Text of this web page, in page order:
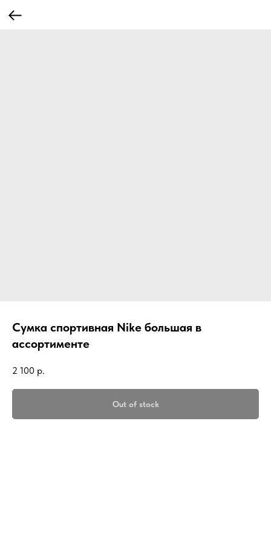
Сумка спортивная Nike большая в
ассортименте
2 100 р.
Out of stock